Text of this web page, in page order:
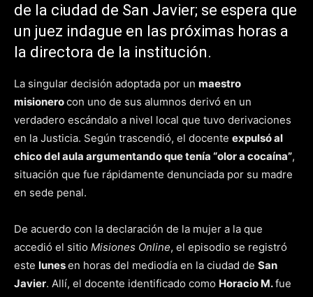
de la ciudad de San Javier; se espera que
un juez indague en las próximas horas a
la directora de la institución.
La singular decisión adoptada por un maestro
misionerocon uno de sus alumnos derivó en un
verdadero escándalo a nivel local que tuvo derivaciones
en la Justicia. Según trascendió, el docente expulsó al
chico del aula argumentando que tenía “olor a cocaína”,
situación que fue rápidamente denunciada por su madre
en sede penal.
De acuerdo con la declaración de la mujer a la que
accedió el sitio Misiones Online, el episodio se registró
este lunesen horas del mediodía en la ciudad de San
Javier. Allí, el docente identificado como Horacio M.fue